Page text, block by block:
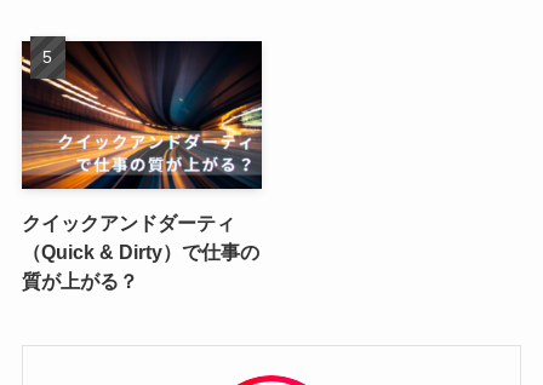
クイックアンドダーティ
（Quick & Dirty）で仕事の
質が上がる？